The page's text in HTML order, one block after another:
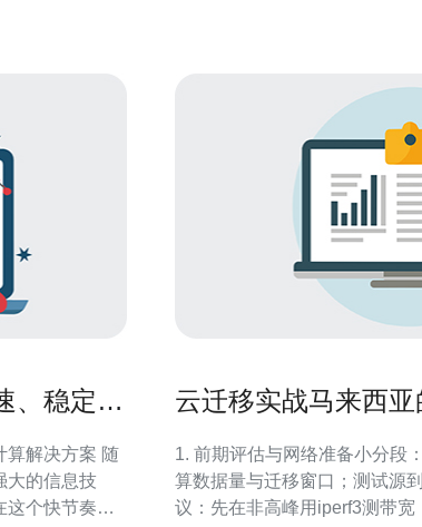
、稳定的
解决方案 随
大的信息技
这个快节奏的
云迁移实战马来西
1. 前期评估与网络准备小分段
算数据量与迁移窗口；测试源
议：先在非高峰用iperf3测带宽